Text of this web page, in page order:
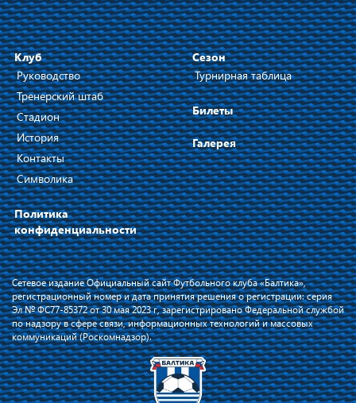
Клуб
Руководство
Тренерский штаб
Стадион
История
Контакты
Символика
Политика
конфиденциальности
Сезон
Турнирная таблица
Билеты
Галерея
Сетевое издание Официальный сайт Футбольного клуба «Балтика»,
регистрационный номер и дата принятия решения о регистрации: серия
Эл № ФС77-85372 от 30 мая 2023 г, зарегистрировано Федеральной службой
по надзору в сфере связи, информационных технологий и массовых
коммуникаций (Роскомнадзор).